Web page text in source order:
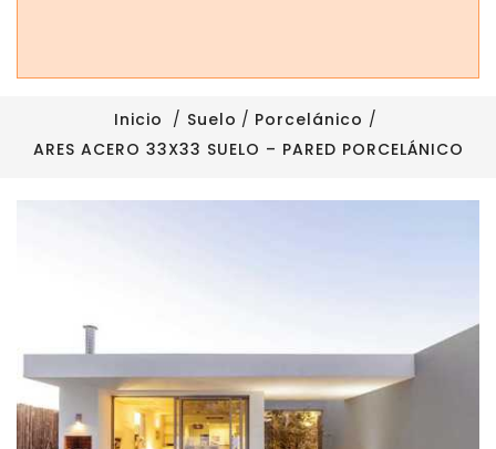
Inicio Suelo
Porcelánico
ARES ACERO 33X33 SUELO – PARED PORCELÁNICO